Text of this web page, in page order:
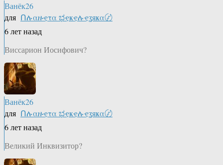
Ванёк26
для Ոሉαዙҿτα ಭҿҝҿሉҿʓяҝα〄
6 лет назад
Виссарион Иосифович?
Ванёк26
для Ոሉαዙҿτα ಭҿҝҿሉҿʓяҝα〄
6 лет назад
Великий Инквизитор?